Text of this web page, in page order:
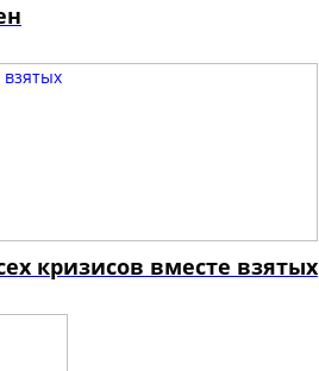
кризисов вместе взятых